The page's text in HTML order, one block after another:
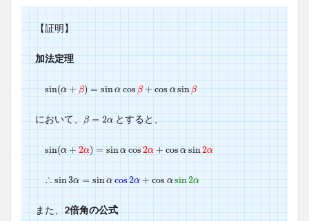
【証明】
加法定理
sin(α + β) = sinαcosβ +cosαsinβ
sin(α+β)=sinαcosβ+cosαsinβ
において、β = 2α
β=2α とすると、
sin(α +2α) = sinα cos2α +cosα sin2α
sin(α+2α)=sinαcos2α+cosαsin2α
∴sin3α = sinαcos2α +cosαsin2α
sin3α=sinαcos2α+cosαsin2α
また、2倍角の公式